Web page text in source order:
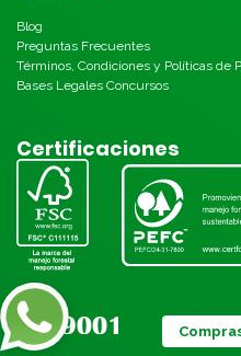
Blog
Preguntas Frecuentes
Términos, Condiciones y Políticas de
Bases Legales Concursos
Certificaciones